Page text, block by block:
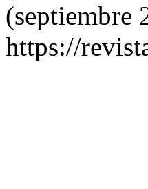
(septiembre
https://